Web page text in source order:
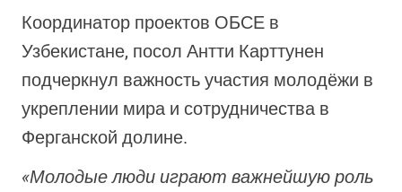
Координатор проектов ОБСЕ в
Узбекистане, посол Антти Карттунен
подчеркнул важность участия молодёжи в
укреплении мира и сотрудничества в
Ферганской долине.
«Молодые люди играют важнейшую роль